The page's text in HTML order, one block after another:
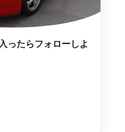
ったらフォローしよ